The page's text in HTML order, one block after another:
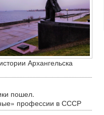
Архангельска
пошел.
профессии в СССР